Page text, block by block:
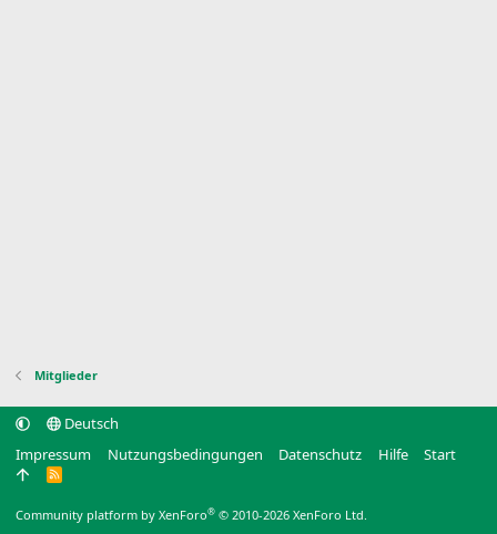
Mitglieder
Deutsch
Impressum
Nutzungsbedingungen Datenschutz Hilfe Start
R
Community platform by XenForo® © 2010-2026 XenForo Ltd.